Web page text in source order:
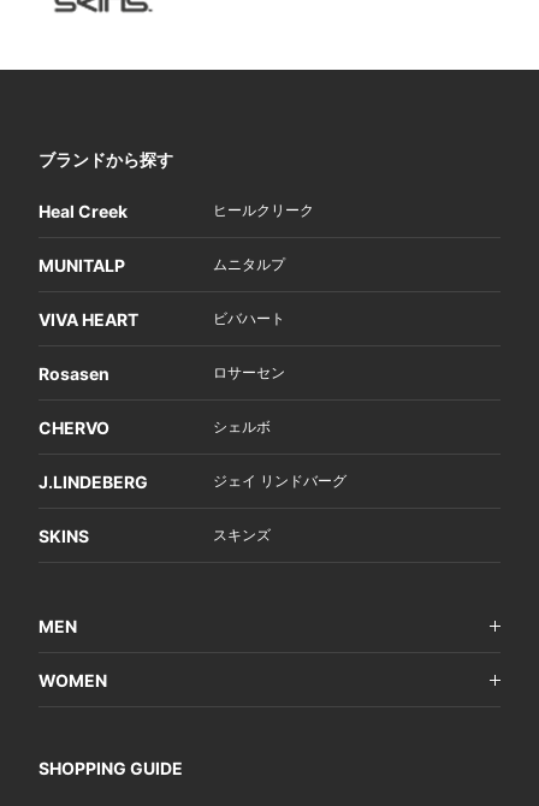
ブランドから探す
Heal Creek ヒールクリーク
MUNITALP ムニタルプ
VIVA HEART ビバハート
Rosasen ロサーセン
CHERVO シェルボ
J.LINDEBERG ジェイ リンドバーグ
SKINS スキンズ
MEN
WOMEN
SHOPPING GUIDE